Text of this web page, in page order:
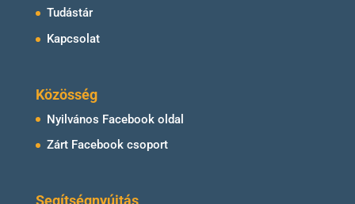
Tudástár
Kapcsolat
Közösség
Nyilvános Facebook oldal
Zárt Facebook csoport
Segítségnyújtás